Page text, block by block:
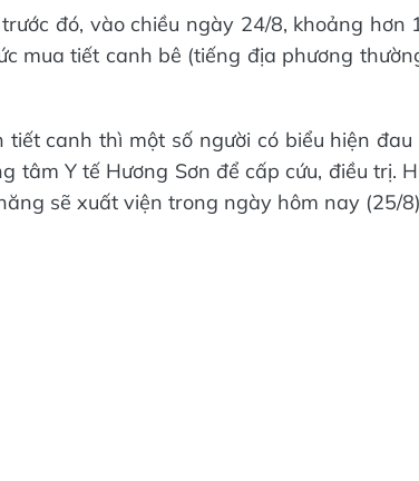
đó, vào chiều ngày 24/8, khoảng
mua tiết canh bê (tiếng địa phương
tiết canh thì một số người có biểu hiện
tâm Y tế Hương Sơn để cấp cứu, điều trị.
sẽ xuất viện trong ngày hôm nay (25/